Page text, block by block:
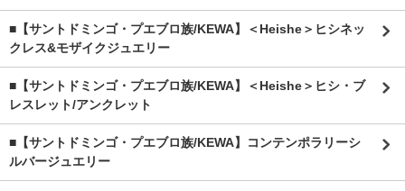
■【サントドミンゴ・プエブロ族/KEWA】＜Heishe＞ヒシネッ
クレス&モザイクジュエリー
■【サントドミンゴ・プエブロ族/KEWA】＜Heishe＞ヒシ・ブ
レスレット/アンクレット
■【サントドミンゴ・プエブロ族/KEWA】コンテンポラリーシ
ルバージュエリー